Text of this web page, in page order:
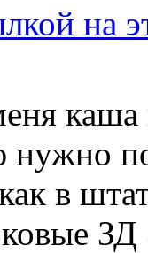
в
ЗД